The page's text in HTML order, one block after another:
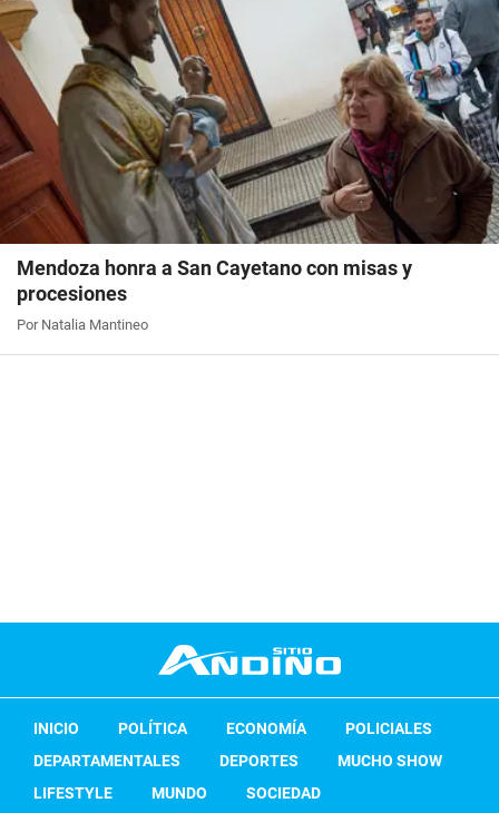
Mendoza honra a San Cayetano con misas y
procesiones
Por Natalia Mantineo
INICIO POLÍTICA ECONOMÍA
POLICIALES
DEPARTAMENTALES
DEPORTES
MUCHO SHOW
LIFESTYLE
MUNDO SOCIEDAD